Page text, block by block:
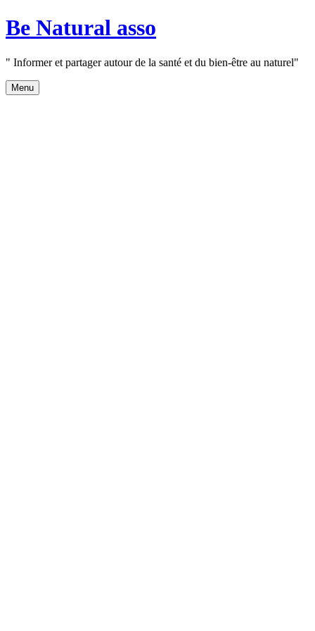
Aller
au
Be Natural asso
" Informer et partager autour de la santé et du bien-être au naturel"
Menu